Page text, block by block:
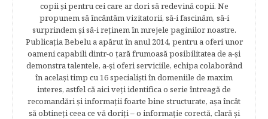
copii şi pentru cei care ar dori să redevină copii. Ne
propunem să încântăm vizitatorii, să-i fascinăm, să-i
surprindem şi să-i reţinem în mrejele paginilor noastre.​
Publicația Bebelu a apărut în anul 2014, pentru a oferi unor
oameni capabili dintr-o ţară frumoasă posibilitatea de a-şi
demonstra talentele, a-şi oferi serviciile, echipa colaborând
în acelaşi timp cu 16 specialişti în domeniile de maxim
interes, astfel că aici veţi identifica o serie întreagă de
recomandări şi informaţii foarte bine structurate, aşa încât
să obtineţi ceea ce vă doriţi – o informaţie corectă, clară şi